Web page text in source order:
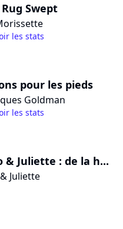
Swept
les stats
pour les pieds
Goldman
les stats
& Juliette : de la h...
Juliette